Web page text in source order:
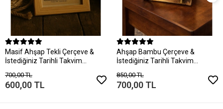
Masif Ahşap Tekli Çerçeve &
İstediğiniz Tarihli Takvim
700,00 TL
600,00 TL
Ahşap Bambu Çerçeve &
İstediğiniz Tarihli Takvim
850,00 TL
700,00 TL